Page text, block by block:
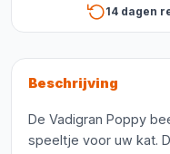
14 dagen
Beschrijving
De Vadigran Poppy
speeltje voor uw kat.